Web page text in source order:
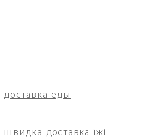
доставка еды
швидка доставка їжі